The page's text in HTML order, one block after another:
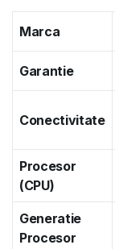
Marca
Garantie
Conectivitate
Procesor
(CPU)
Generatie
Procesor